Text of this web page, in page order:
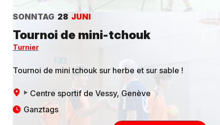
SONNTAG 28 JUNI
Tournoi de mini-tchouk
Turnier
Tournoi de mini tchouk sur herbe et sur sable !
Centre sportif de Vessy, Genève
Ganztags